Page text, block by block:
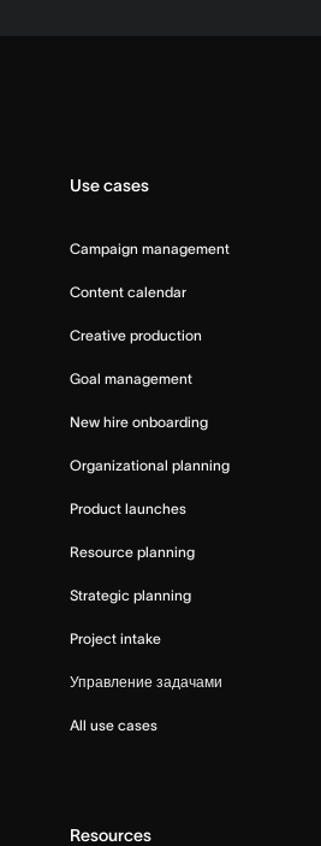
Use cases
Campaign management
Content calendar
Creative production
Goal management
New hire onboarding
Organizational planning
Product launches
Resource planning
Strategic planning
Project intake
Управление задачами
All use cases
Resources